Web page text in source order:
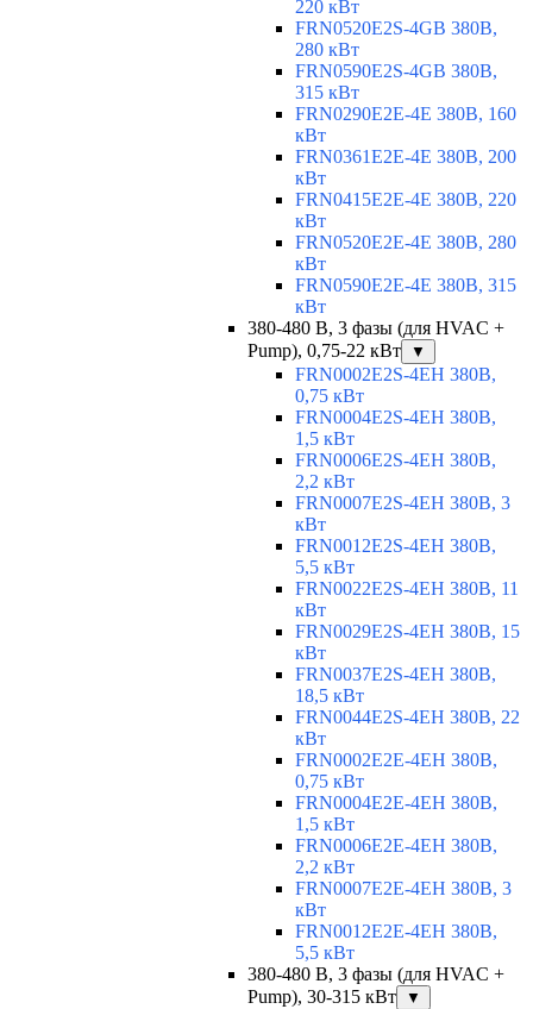
220 кВт
FRN0520E2S-4GB 380В,
280 кВт
FRN0590E2S-4GB 380В,
315 кВт
FRN0290E2E-4E 380В, 160
кВт
FRN0361E2E-4E 380В, 200
кВт
FRN0415E2E-4E 380В, 220
кВт
FRN0520E2E-4E 380В, 280
кВт
FRN0590E2E-4E 380В, 315
кВт
380-480 В, 3 фазы (для HVAC +
Pump), 0,75-22 кВт
▼
FRN0002E2S-4EH 380В,
0,75 кВт
FRN0004E2S-4EH 380В,
1,5 кВт
FRN0006E2S-4EH 380В,
2,2 кВт
FRN0007E2S-4EH 380В, 3
кВт
FRN0012E2S-4EH 380В,
5,5 кВт
FRN0022E2S-4EH 380В, 11
кВт
FRN0029E2S-4EH 380В, 15
кВт
FRN0037E2S-4EH 380В,
18,5 кВт
FRN0044E2S-4EH 380В, 22
кВт
FRN0002E2E-4EH 380В,
0,75 кВт
FRN0004E2E-4EH 380В,
1,5 кВт
FRN0006E2E-4EH 380В,
2,2 кВт
FRN0007E2E-4EH 380В, 3
кВт
FRN0012E2E-4EH 380В,
5,5 кВт
380-480 В, 3 фазы (для HVAC +
Pump), 30-315 кВт
▼